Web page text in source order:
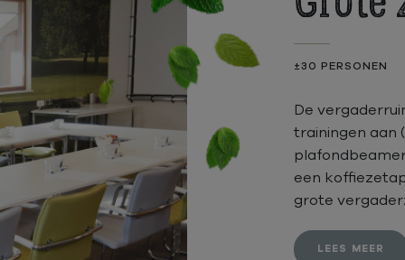
±30 PERSONEN
De
trainingen aan
een
grote
LEES MEER